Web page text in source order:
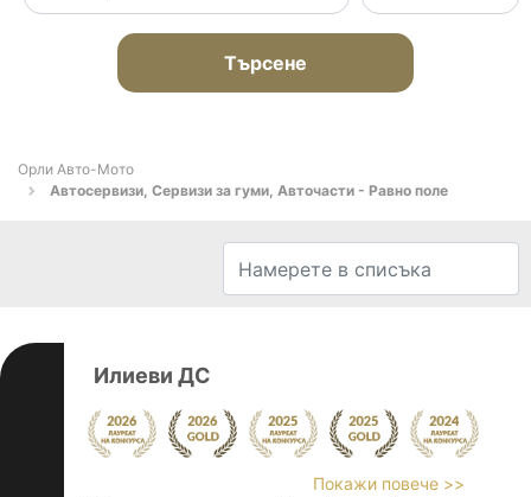
Търсене
Орли Aвто-Mото
Автосервизи, Сервизи за гуми, Авточасти - Равно поле
Илиеви ДС
Покажи повече >>